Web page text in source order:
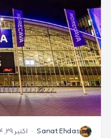
S
Sanat Ehdas
· اکتبر 29, 2024